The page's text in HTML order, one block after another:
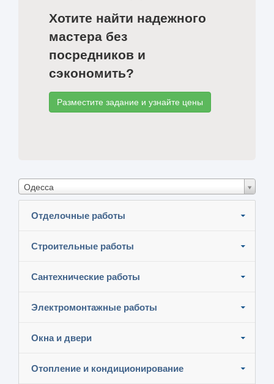
Хотите найти надежного
мастера без
посредников и
сэкономить?
Разместите задание и узнайте цены
Одесса
Отделочные работы
Строительные работы
Сантехнические работы
Электромонтажные работы
Окна и двери
Отопление и кондиционирование